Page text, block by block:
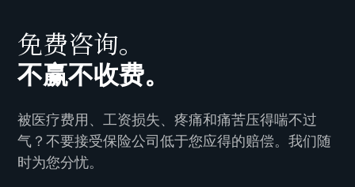
免费咨询。
不赢不收费。
被医疗费用、工资损失、疼痛和痛苦压得喘不过
气？不要接受保险公司低于您应得的赔偿。我们随
时为您分忧。